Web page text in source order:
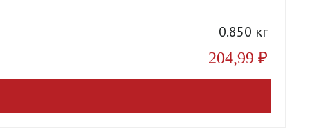
0.850 кг
204,99 ₽